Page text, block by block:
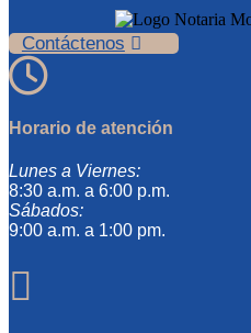
Contáctenos

Horario de atención
Lunes a Viernes:
8:30 a.m. a 6:00 p.m.
Sábados:
9:00 a.m. a 1:00 pm.
